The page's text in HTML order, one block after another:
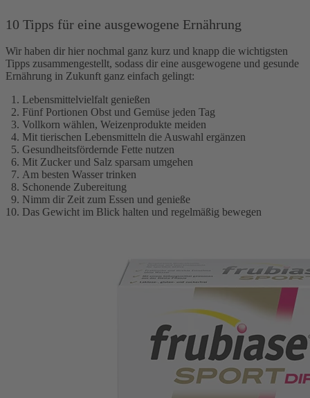
10 Tipps für eine ausgewogene Ernährung
Wir haben dir hier nochmal ganz kurz und knapp die wichtigsten
Tipps zusammengestellt, sodass dir eine ausgewogene und gesunde
Ernährung in Zukunft ganz einfach gelingt:
Lebensmittelvielfalt genießen
Fünf Portionen Obst und Gemüse jeden Tag
Vollkorn wählen, Weizenprodukte meiden
Mit tierischen Lebensmitteln die Auswahl ergänzen
Gesundheitsfördernde Fette nutzen
Mit Zucker und Salz sparsam umgehen
Am besten Wasser trinken
Schonende Zubereitung
Nimm dir Zeit zum Essen und genieße
Das Gewicht im Blick halten und regelmäßig bewegen